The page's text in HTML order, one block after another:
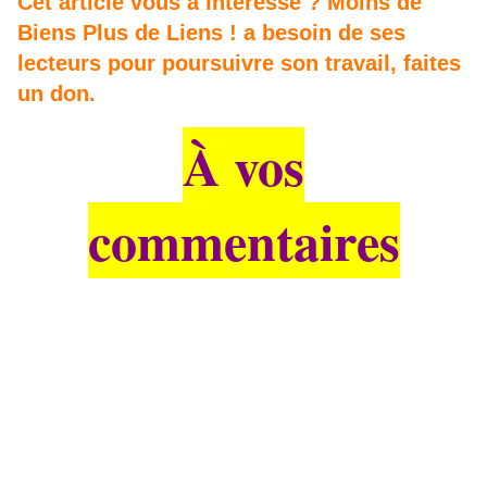
Biens Plus de Liens ! a besoin de ses
lecteurs pour poursuivre son travail, faites
un don.
À vos
commentaires